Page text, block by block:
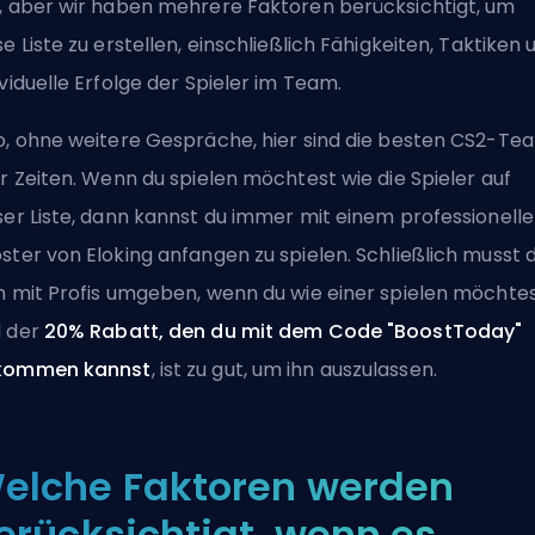
aber wir haben mehrere Faktoren berücksichtigt, um
Liste zu erstellen, einschließlich Fähigkeiten, Taktiken
Erfolge der Spieler im Team.
ohne weitere Gespräche, hier sind die besten CS2-
Zeiten. Wenn du spielen möchtest wie die Spieler auf
Liste, dann kannst du immer mit einem
von Eloking anfangen zu spielen. Schließlich musst
mit Profis umgeben, wenn du wie einer spielen
der 20% Rabatt, den du mit dem Code "BoostToday"
kannst, ist zu gut, um ihn auszulassen.
Faktoren werden